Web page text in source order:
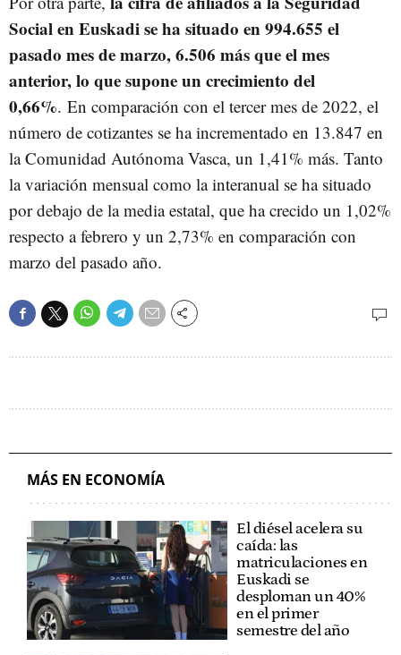
Social en Euskadi se ha situado en 994.655 el
pasado mes de marzo, 6.506 más que el mes
anterior, lo que supone un crecimiento del
0,66%. En comparación con el tercer mes de 2022, el
número de cotizantes se ha incrementado en 13.847 en
la Comunidad Autónoma Vasca, un 1,41% más. Tanto
la variación mensual como la interanual se ha situado
por debajo de la media estatal, que ha crecido un 1,02%
respecto a febrero y un 2,73% en comparación con
marzo del pasado año.
MÁS EN ECONOMÍA
El diésel acelera su
caída: las
matriculaciones en
Euskadi se
desploman un 40%
en el primer
semestre del año